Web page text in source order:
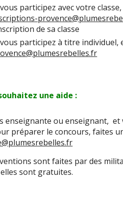
participez avec votre
de sa classe
participez à titre individuel,
une aide :
enseignante ou enseignant,
préparer le concours, faites
sont faites par des
sont gratuites.